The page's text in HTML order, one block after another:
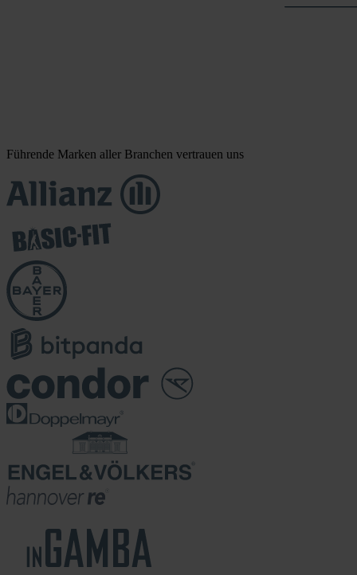
Führende Marken aller Branchen vertrauen uns